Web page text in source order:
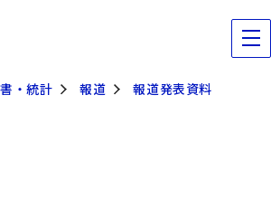
・統計 報道 報道発表資料